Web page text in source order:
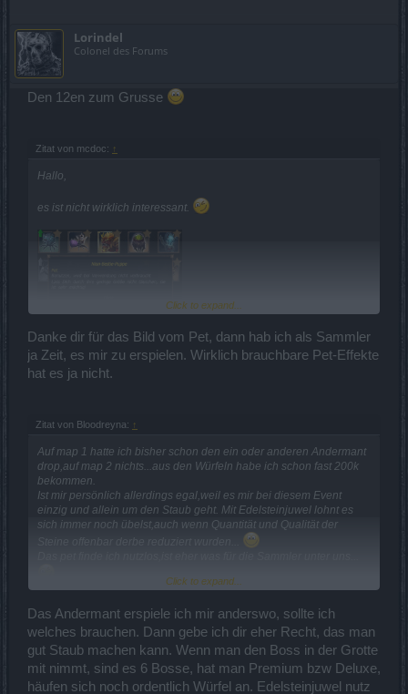
Lorindel
Colonel des Forums
Den 12en zum Grusse
Zitat von mcdoc: ↑
Hallo,
es ist nicht wirklich interessant.
Click to expand...
Danke dir für das Bild vom Pet, dann hab ich als Sammler
ja Zeit, es mir zu erspielen. Wirklich brauchbare Pet-Effekte
hat es ja nicht.
Zitat von Bloodreyna: ↑
Auf map 1 hatte ich bisher schon den ein oder anderen Andermant
drop,auf map 2 nichts...aus den Würfeln habe ich schon fast 200k
bekommen.
Ist mir persönlich allerdings egal,weil es mir bei diesem Event
einzig und allein um den Staub geht. Mit Edelsteinjuwel lohnt es
sich immer noch übelst,auch wenn Quantität und Qualität der
weisse Gruppenjuwel aus einer blutigen Kiste auf map 1
gedroppt...und dem DK ist ein (für mich nutzloser) Puppenkörper
von dem neuen pet aus einer 10er Kiste auf map 2 gedroppt...
Click to expand...
Das Andermant erspiele ich mir anderswo, sollte ich
welches brauchen. Dann gebe ich dir eher Recht, das man
gut Staub machen kann. Wenn man den Boss in der Grotte
mit nimmt, sind es 6 Bosse, hat man Premium bzw Deluxe,
häufen sich noch ordentlich Würfel an. Edelsteinjuwel nutz